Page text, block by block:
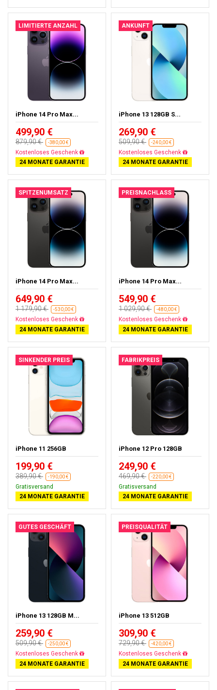
LIMITIERTE ANZAHL
iPhone 14 Pro Max...
499,90 €
879,90 € -380,00 €
Gratisversand
24 MONATE GARANTIE
ANKUNFT
iPhone 13 128GB S...
269,90 €
509,90 € -240,00 €
Gratisversand
24 MONATE GARANTIE
SPITZENUMSATZ
iPhone 14 Pro Max...
649,90 €
1 179,90 € -530,00 €
Gratisversand
24 MONATE GARANTIE
PREISNACHLASS
iPhone 14 Pro Max...
549,90 €
1 029,90 € -480,00 €
Gratisversand
24 MONATE GARANTIE
SINKENDER PREIS
iPhone 11 256GB
199,90 €
389,90 € -190,00 €
Gratisversand
24 MONATE GARANTIE
FABRIKPREIS
iPhone 12 Pro 128GB
249,90 €
469,90 € -220,00 €
Gratisversand
24 MONATE GARANTIE
GUTES GESCHÄFT
iPhone 13 128GB M...
259,90 €
509,90 € -250,00 €
Gratisversand
24 MONATE GARANTIE
PREISQUALITÄT
iPhone 13 512GB
309,90 €
729,90 € -420,00 €
Gratisversand
24 MONATE GARANTIE